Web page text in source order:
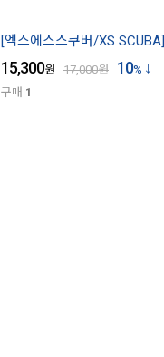
[엑스에스스쿠버/XS
15,300원 17,000원 10%
구매 1